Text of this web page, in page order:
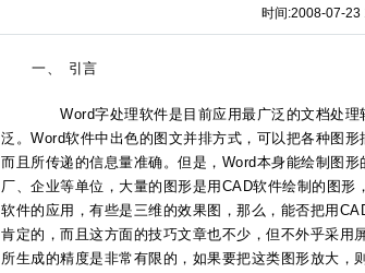
时间:2008-07-23
一、 引言
Word字处理软件是目前应用最广泛的文档处理
泛。Word软件中出色的图文并排方式，可以把各种图
而且所传递的信息量准确。但是，Word本身能绘制图 形
厂、企业等单位，大量的图形是用 CAD软件绘制的图形
软件的 应用 ，有些是三维的效果图，那么，能否把用
肯定的，而且这方面的技巧文章也不少，但不外乎采用
所生成的精度是非常有限的，如果要把这类图形放大，